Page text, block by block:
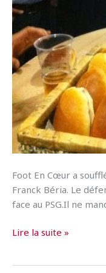
Foot En Cœur a
Franck Béria. Le
face au PSG.Il ne
Foot
Lire la suite »